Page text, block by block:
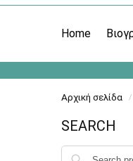
Home
Αρχική σελίδα /
SEARCH